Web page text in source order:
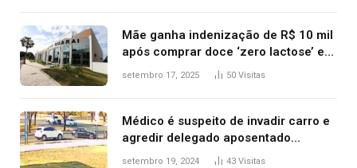
Mãe ganha indenização de R$ 10 mil
após comprar doce ‘zero lactose’ e
filha ter reação alérgica grave
setembro 17, 2025 50 Visitas
Médico é suspeito de invadir carro e
agredir delegado aposentado
durante confusão no trânsito
setembro 19, 2024 43 Visitas